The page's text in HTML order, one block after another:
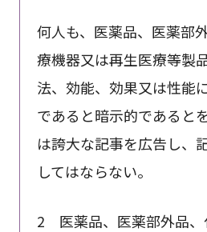
何人も、医薬品、医薬部
療機器又は再生医療等製
法、効能、効果又は性能
であると暗示的であると
は誇大な記事を広告し、
してはならない。
2 医薬品、医薬部外品、